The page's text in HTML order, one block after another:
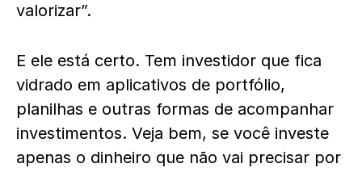
valorizar”.
E ele está certo. Tem investidor que fica
vidrado em aplicativos de portfólio,
planilhas e outras formas de acompanhar
investimentos. Veja bem, se você investe
apenas o dinheiro que não vai precisar por